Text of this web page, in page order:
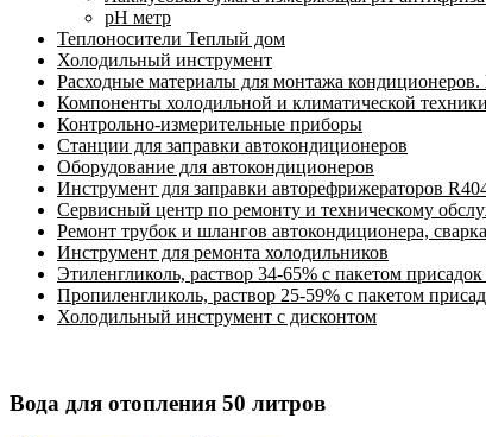
pH метр
Теплоносители Теплый дом
Холодильный инструмент
Расходные материалы для монтажа
Компоненты холодильной и климатической техники
Контрольно-измерительные приборы
Станции для заправки автокондиционеров
Оборудование для автокондиционеров
Инструмент для заправки авторефрижераторов
Сервисный центр по ремонту и техническому
Ремонт трубок и шлангов автокондиционера,
Инструмент для ремонта холодильников
Этиленгликоль, раствор 34-65% с пакетом
Пропиленгликоль, раствор 25-59% с пакетом
Холодильный инструмент с дисконтом
Вода для отопления 50 литров